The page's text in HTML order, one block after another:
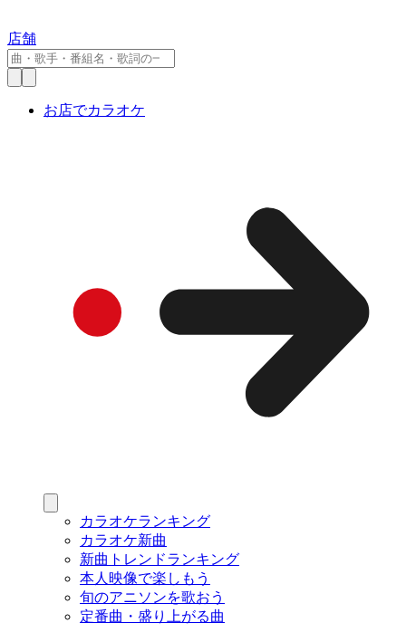
店舗
お店でカラオケ
カラオケランキング
カラオケ新曲
新曲トレンドランキング
本人映像で楽しもう
旬のアニソンを歌おう
定番曲・盛り上がる曲